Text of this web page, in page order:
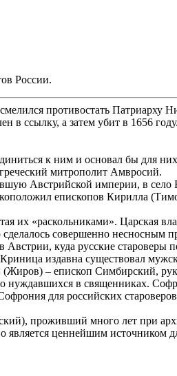
России.
противостать
ссылку, а затем убит в 1656
к ним и основал бы для
митрополит Амвросий.
Австрийской империи, в
епископов Кирилла
их «раскольниками». Царская
совершенно несносным
куда русские староверы
издавна существовал
– епископ Симбирский,
нуждавшихся в священниках.
для российских
проживший много лет при
ценнейшим источником